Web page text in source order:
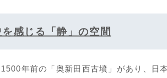
感じる「静」の空間
年前の「奥新田西古墳」があり、日